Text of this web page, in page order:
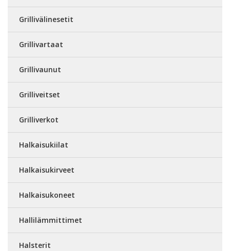
Grillivälinesetit
Grillivartaat
Grillivaunut
Grilliveitset
Grilliverkot
Halkaisukiilat
Halkaisukirveet
Halkaisukoneet
Hallilämmittimet
Halsterit